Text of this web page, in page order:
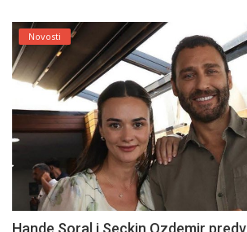
Novosti
Hande Soral i Seckin Ozdemir